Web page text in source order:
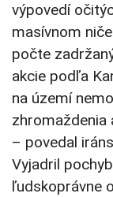
výpovedí
masívnom
počte
akcie podľa
na území
zhromaždenia
– povedal
Vyjadril
ľudskoprávne